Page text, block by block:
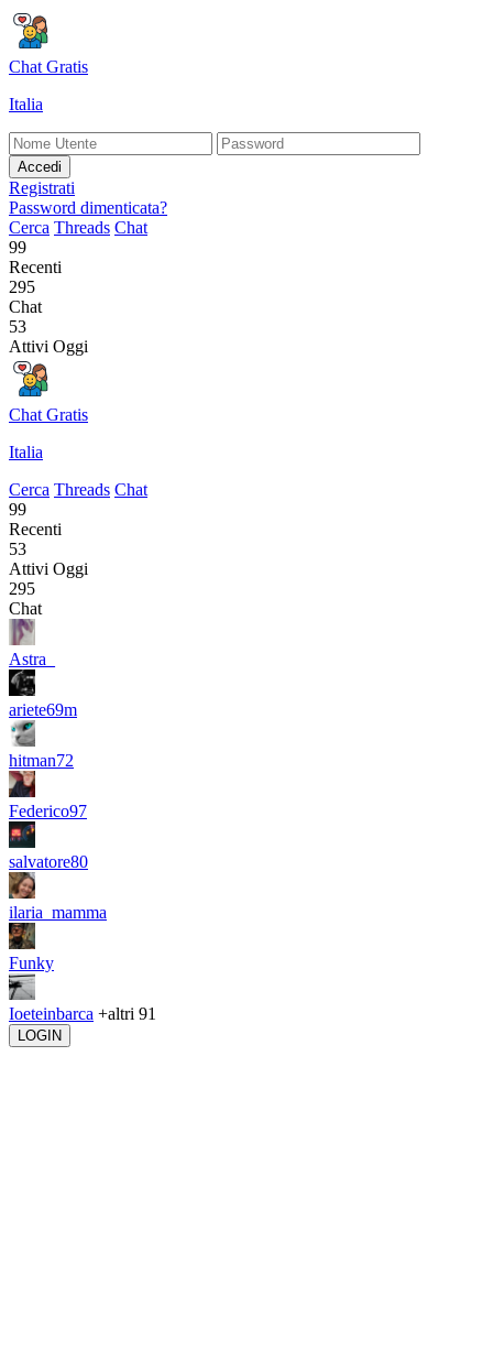
Chat Gratis
Italia
Accedi
Registrati
Password dimenticata?
Cerca Threads Chat
99
Recenti
295
Chat
53
Attivi Oggi
Chat Gratis
Italia
Cerca Threads Chat
99
Recenti
53
Attivi Oggi
295
Chat
Astra_
ariete69m
hitman72
Federico97
salvatore80
ilaria_mamma
Funky
Ioeteinbarca +altri 91
LOGIN